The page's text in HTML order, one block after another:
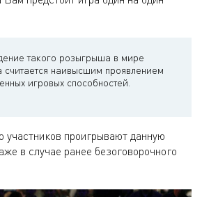
такого розыгрыша в мире
считается наивысшим проявлением
игровых способностей.
участников проигрывают данную
в случае ранее безоговорочного